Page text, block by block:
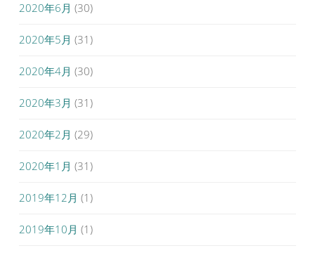
2020年6月 (30)
2020年5月 (31)
2020年4月 (30)
2020年3月 (31)
2020年2月 (29)
2020年1月 (31)
2019年12月 (1)
2019年10月 (1)